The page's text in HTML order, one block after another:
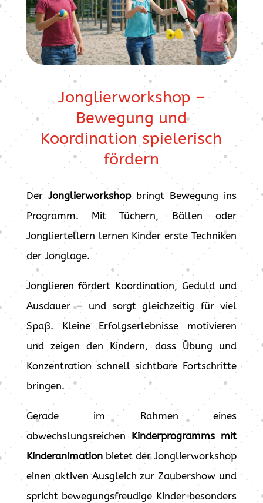
Jonglierworkshop –
Bewegung und
Koordination spielerisch
fördern
Der Jonglierworkshopbringt Bewegung ins
Programm. Mit Tüchern, Bällen oder
Jongliertellern lernen Kinder erste Techniken
der Jonglage.
Jonglieren fördert Koordination, Geduld und
Ausdauer – und sorgt gleichzeitig für viel
Spaß. Kleine Erfolgserlebnisse motivieren
und zeigen den Kindern, dass Übung und
Konzentration schnell sichtbare Fortschritte
bringen.
Gerade im Rahmen eines
abwechslungsreichen Kinderprogramms mit
Kinderanimationbietet der Jonglierworkshop
einen aktiven Ausgleich zur Zaubershow und
spricht bewegungsfreudige Kinder besonders